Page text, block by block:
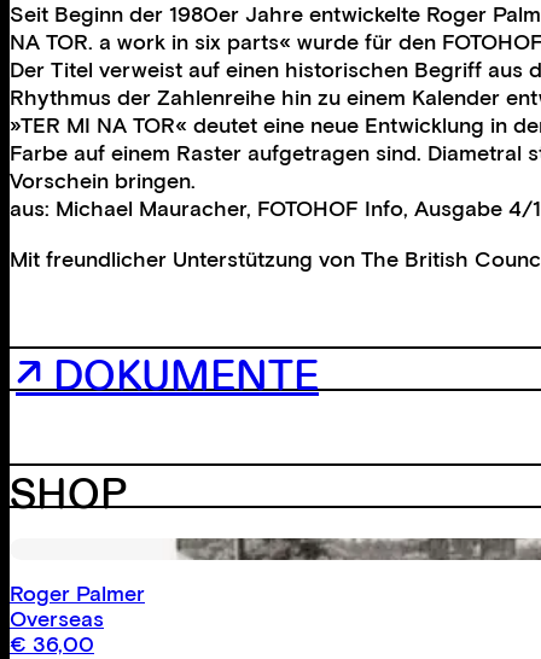
Seit Beginn der 1980er Jahre entwickelte Roger
NA TOR. a work in six parts« wurde für den
Der Titel verweist auf einen historischen Begriff aus
Rhythmus der Zahlenreihe hin zu einem Kalender
»TER MI NA TOR« deutet eine neue Entwicklung in
Farbe auf einem Raster aufgetragen sind.
Vorschein bringen.
aus: Michael Mauracher, FOTOHOF Info, Ausgabe 4/
Mit freundlicher Unterstützung von The British
↗ DOKUMENTE
SHOP
Roger Palmer
Overseas
€ 36,00